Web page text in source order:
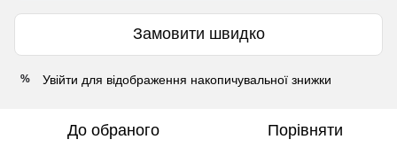
Замовити швидко
% Увійти для відображення накопичувальної знижки
До обраного Порівняти